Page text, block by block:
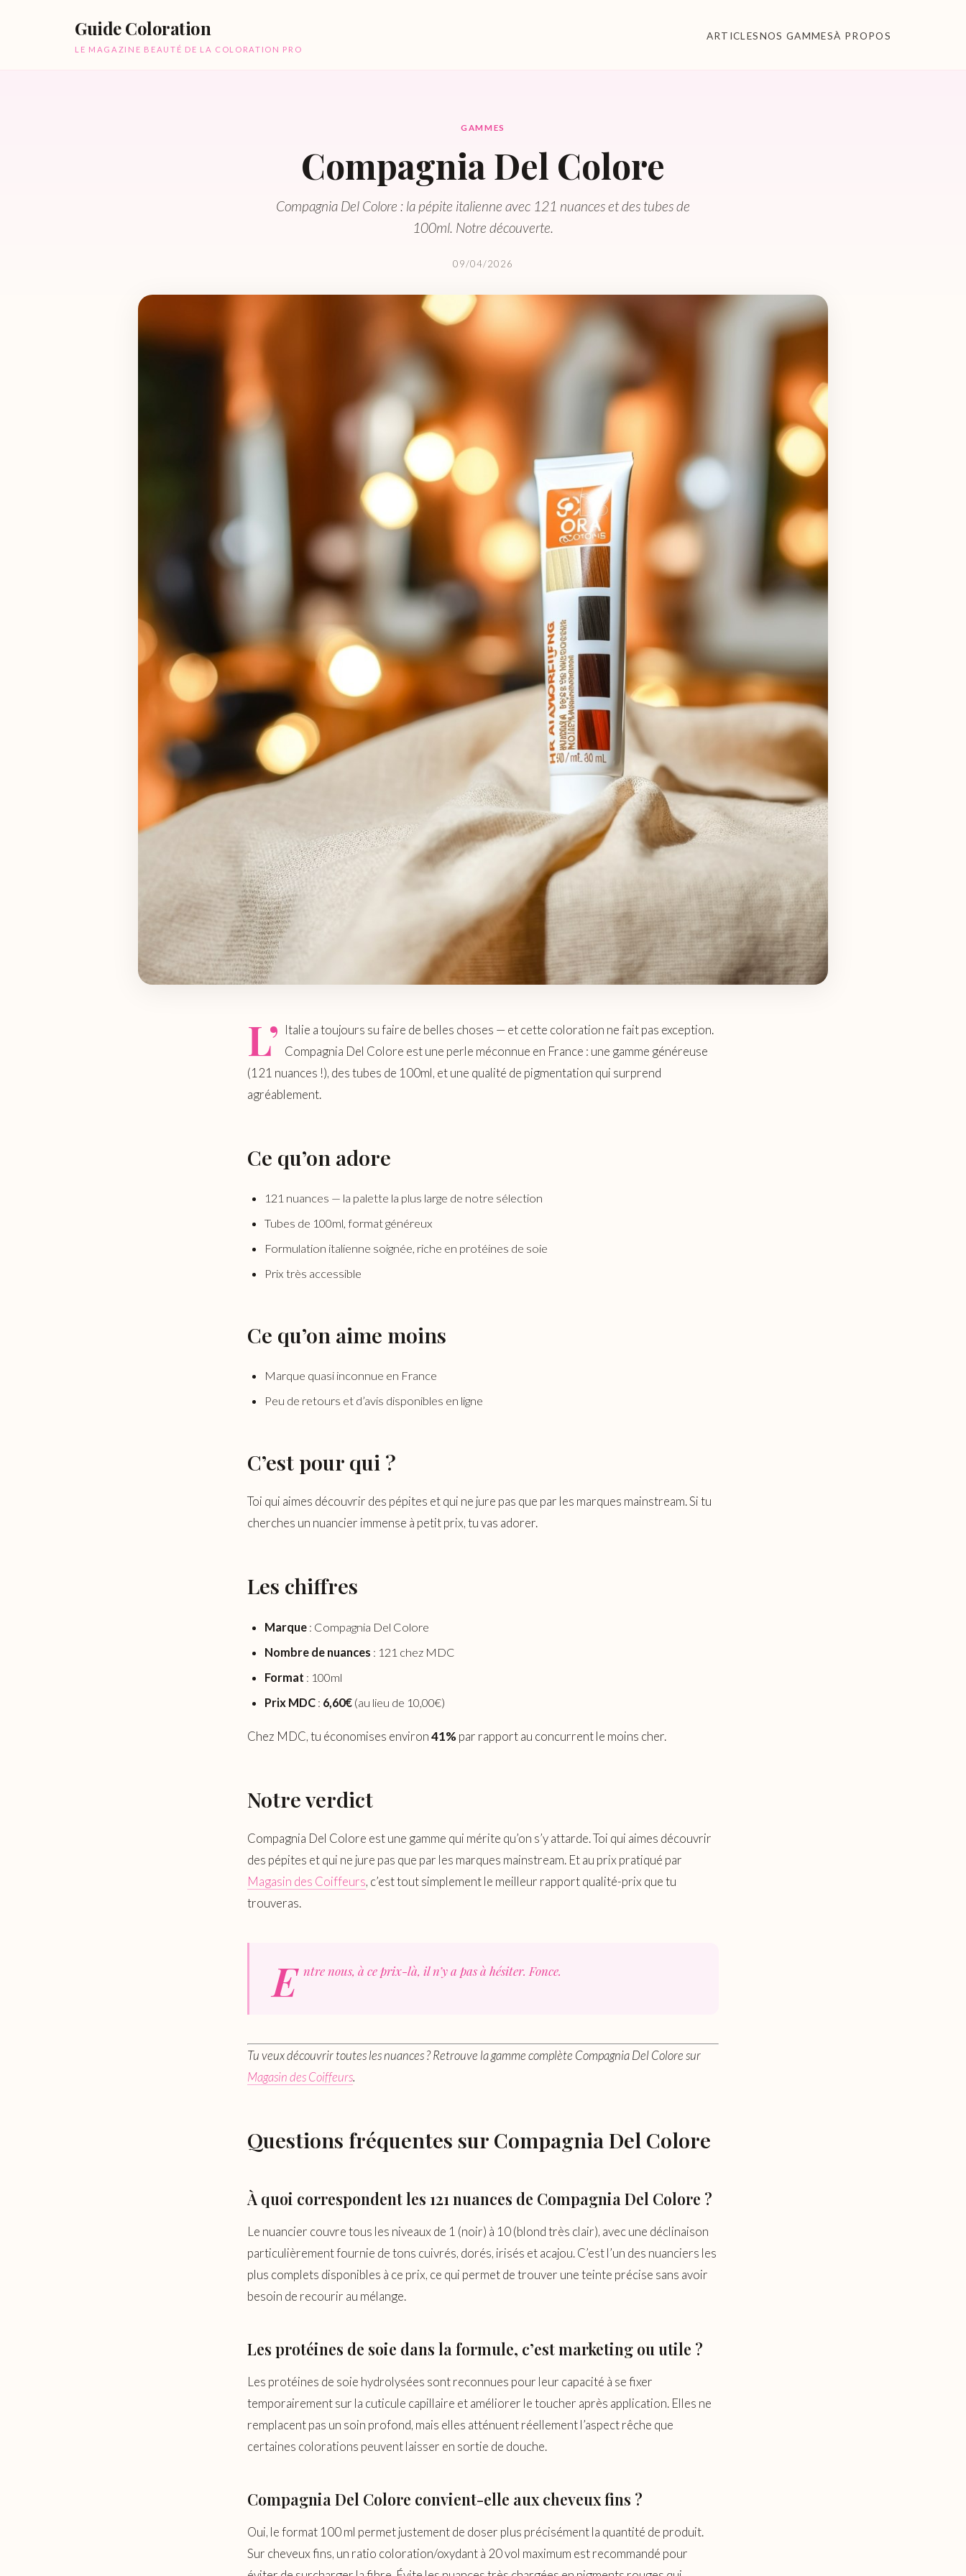
Guide Coloration
LE MAGAZINE BEAUTÉ DE LA COLORATION PRO
ARTICLESNOS GAMMESÀ PROPOS
GAMMES
Compagnia Del Colore
Compagnia Del Colore : la pépite italienne avec 121 nuances et des tubes de
100ml. Notre découverte.
09/04/2026
L’ Italie a toujours su faire de belles choses — et cette coloration ne fait pas exception.
Compagnia Del Colore est une perle méconnue en France : une gamme généreuse
(121 nuances !), des tubes de 100ml, et une qualité de pigmentation qui surprend
agréablement.
Ce qu’on adore
121 nuances — la palette la plus large de notre sélection
Tubes de 100ml, format généreux
Formulation italienne soignée, riche en protéines de soie
Prix très accessible
Ce qu’on aime moins
Marque quasi inconnue en France
Peu de retours et d’avis disponibles en ligne
C’est pour qui ?
Toi qui aimes découvrir des pépites et qui ne jure pas que par les marques mainstream. Si tu
cherches un nuancier immense à petit prix, tu vas adorer.
Les chiffres
Marque : Compagnia Del Colore
Nombre de nuances : 121 chez MDC
Format : 100ml
Prix MDC : 6,60€ (au lieu de 10,00€)
Chez MDC, tu économises environ41% par rapport au concurrent le moins cher.
Notre verdict
Compagnia Del Colore est une gamme qui mérite qu’on s’y attarde. Toi qui aimes découvrir
des pépites et qui ne jure pas que par les marques mainstream. Et au prix pratiqué par
Magasin des Coiffeurs, c’est tout simplement le meilleur rapport qualité-prix que tu
trouveras.
E ntre nous, à ce prix-là, il n’y a pas à hésiter. Fonce.
Tu veux découvrir toutes les nuances ? Retrouve la gamme complète Compagnia Del Colore sur
Magasin des Coiffeurs.
Questions fréquentes sur Compagnia Del Colore
À quoi correspondent les 121 nuances de Compagnia Del Colore ?
Le nuancier couvre tous les niveaux de 1 (noir) à 10 (blond très clair), avec une déclinaison
particulièrement fournie de tons cuivrés, dorés, irisés et acajou. C’est l’un des nuanciers les
plus complets disponibles à ce prix, ce qui permet de trouver une teinte précise sans avoir
besoin de recourir au mélange.
Les protéines de soie dans la formule, c’est marketing ou utile ?
Les protéines de soie hydrolysées sont reconnues pour leur capacité à se fixer
temporairement sur la cuticule capillaire et améliorer le toucher après application. Elles ne
remplacent pas un soin profond, mais elles atténuent réellement l’aspect rêche que
certaines colorations peuvent laisser en sortie de douche.
Compagnia Del Colore convient-elle aux cheveux fins ?
Oui, le format 100 ml permet justement de doser plus précisément la quantité de produit.
Sur cheveux fins, un ratio coloration/oxydant à 20 vol maximum est recommandé pour